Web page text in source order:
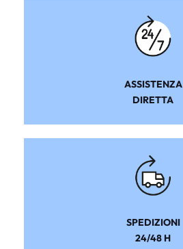
ASSISTENZA
DIRETTA
SPEDIZIONI
24/48 H